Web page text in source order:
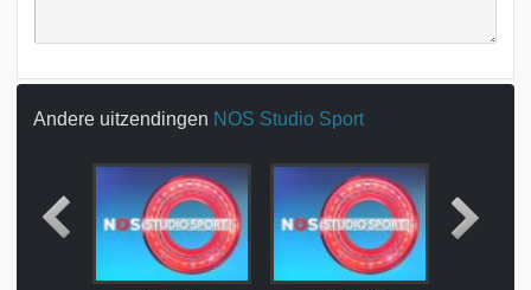
Andere uitzendingen NOS Studio Sport